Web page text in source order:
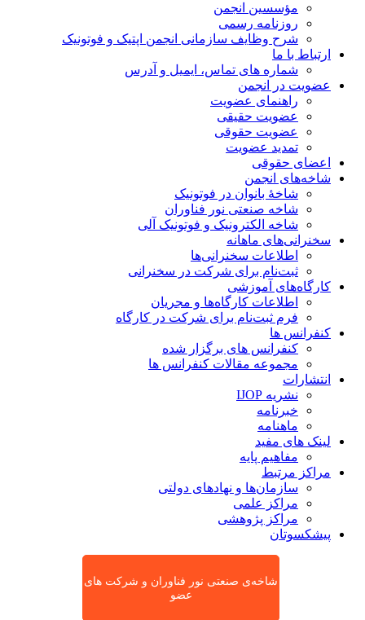
مؤسسین انجمن
روزنامه رسمی
شرح وظایف سازمانی انجمن اپتیک و فوتونیک
ارتباط با ما
شماره های تماس، ایمیل و آدرس
عضویت در انجمن
راهنمای عضویت
عضویت حقیقی
عضویت حقوقی
تمدید عضویت
اعضای حقوقی
شاخه‌های انجمن
شاخۀ بانوان در فوتونیک
شاخه صنعتی نور فناوران
شاخه‌ الکترونیک و فوتونیک آلی
سخنرانی‌های ماهانه
اطلاعات سخنرانی‌‌ها
ثبت‌نام برای شرکت در سخنرانی
کارگاه‌های آموزشی
اطلاعات کارگاه‌ها و مجریان
فرم ثبت‌نام برای شرکت در کارگاه
کنفرانس ها
کنفرانس های برگزار شده
مجموعه مقالات کنفرانس ها
انتشارات
نشریه IJOP
خبرنامه
ماهنامه
لینک های مفید
مفاهیم پایه
مراکز مرتبط
سازمان‌ها و نهادهای دولتی
مراکز علمی
مراکز پژوهشی
پیشکسوتان
شاخه‌ی صنعتی نور فناوران و شرکت های
عضو